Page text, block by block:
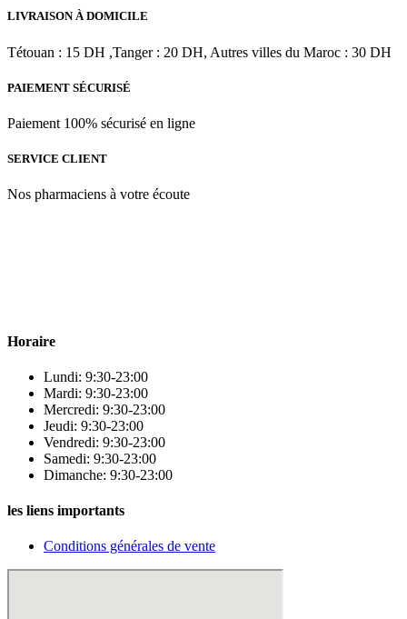
LIVRAISON À DOMICILE
Tétouan : 15 DH ,Tanger : 20 DH, Autres villes du Maroc : 30 DH
PAIEMENT SÉCURISÉ
Paiement 100% sécurisé en ligne
SERVICE CLIENT
Nos pharmaciens à votre écoute
Horaire
Lundi: 9:30-23:00
Mardi: 9:30-23:00
Mercredi: 9:30-23:00
Jeudi: 9:30-23:00
Vendredi: 9:30-23:00
Samedi: 9:30-23:00
Dimanche: 9:30-23:00
les liens importants
Conditions générales de vente